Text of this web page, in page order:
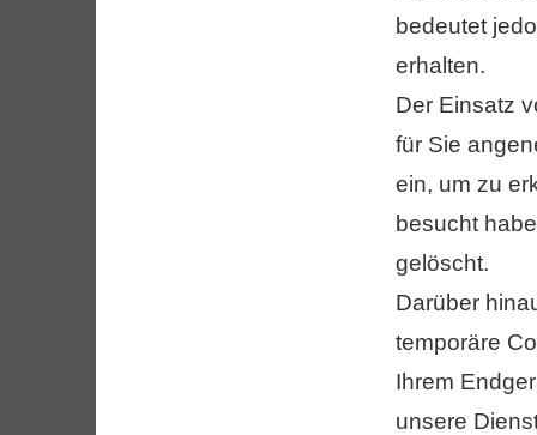
bedeutet
erhalten.
Der Einsatz
für Sie
ein, um zu
besucht
gelöscht.
Darüber
temporäre
Ihrem
unsere